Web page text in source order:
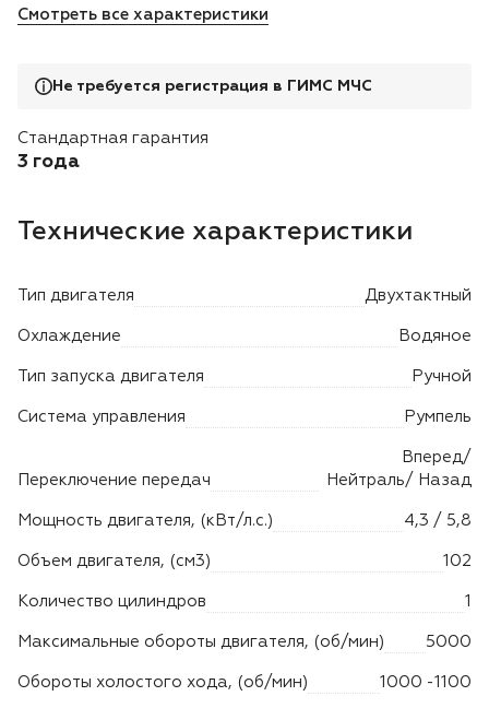
Дровоколы
Моющие аппараты
Смотреть все характеристики
Не требуется регистрация в ГИМС МЧС
Стандартная гарантия
3 года
Технические характеристики
Тип двигателя Двухтактный
Охлаждение Водяное
Тип запуска двигателя Ручной
Система управления Румпель
Переключение передач
Вперед/
Нейтраль/ Назад
Мощность двигателя, (кВт/л.с.) 4,3 / 5,8
Объем двигателя, (см3) 102
Количество цилиндров 1
Максимальные обороты двигателя, (об/мин) 5000
Обороты холостого хода, (об/мин) 1000 -1100